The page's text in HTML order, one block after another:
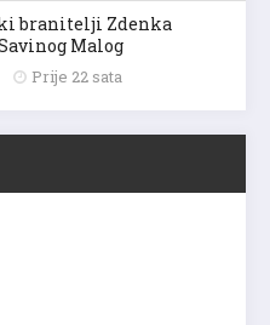
branitelji Zdenka
Malog
Prije 22 sata